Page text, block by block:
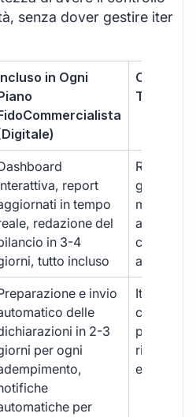
senza dover gestire iter
in Ogni
report
in tempo
redazione del
in 3-4
tutto incluso
Report
gestione
manuale,
con
aggiuntivi
e invio
delle
in 2-3
per ogni
per
Iter
costi
per ogni
rischio di
e